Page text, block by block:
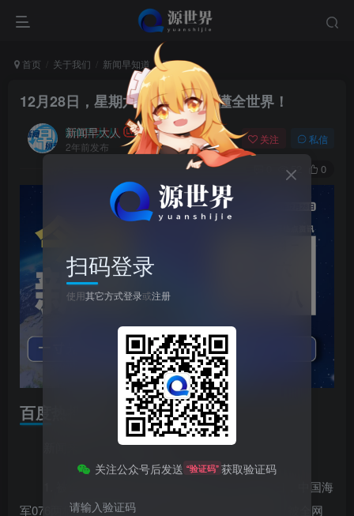
首页 关于我们 新闻早知道 正文
12月28日，星期六, 每天60秒读懂全世界！
新闻早大人
2年前发布
关注 私信
52 0
百度热搜新闻
新闻来源：百度热搜榜
1. 被全网恭喜的四川网友感觉天塌了 12月27日，中国海
军076两栖攻击舰首舰在上海下水，命名为四川舰。被全网
扫码登录
使用其它方式登录或注册
关注公众号后发送 “验证码” 获取验证码
请输入验证码